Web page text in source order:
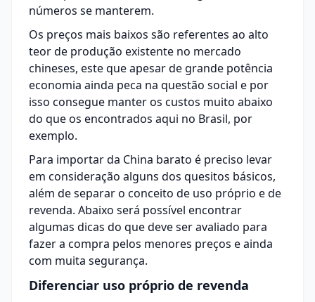
números se manterem.
Os preços mais baixos são referentes ao alto
teor de produção existente no mercado
chineses, este que apesar de grande potência
economia ainda peca na questão social e por
isso consegue manter os custos muito abaixo
do que os encontrados aqui no Brasil, por
exemplo.
Para importar da China barato é preciso levar
em consideração alguns dos quesitos básicos,
além de separar o conceito de uso próprio e de
revenda. Abaixo será possível encontrar
algumas dicas do que deve ser avaliado para
fazer a compra pelos menores preços e ainda
com muita segurança.
Diferenciar uso próprio de revenda